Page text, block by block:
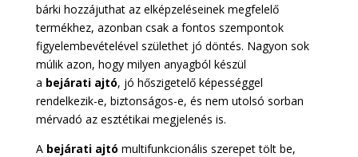
bárki hozzájuthat az elképzeléseinek megfelelő
termékhez, azonban csak a fontos szempontok
figyelembevételével születhet jó döntés. Nagyon sok
múlik azon, hogy milyen anyagból készül
a bejárati ajtó, jó hőszigetelő képességgel
rendelkezik-e, biztonságos-e, és nem utolsó sorban
mérvadó az esztétikai megjelenés is.
A bejárati ajtó multifunkcionális szerepet tölt be,